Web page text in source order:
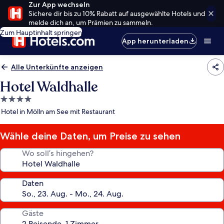
Zur App wechseln
Sichere dir bis zu 10% Rabatt auf ausgewählte Hotels und
melde dich an, um Prämien zu sammeln.
Zum Hauptinhalt springen
App herunterladen
Alle Unterkünfte anzeigen
Hotel Waldhalle
4.0-
Sterne-
Hotel in Mölln am See mit Restaurant
Wähle deine Daten, um Preise zu sehen
Wo soll’s hingehen?
Daten
Gäste